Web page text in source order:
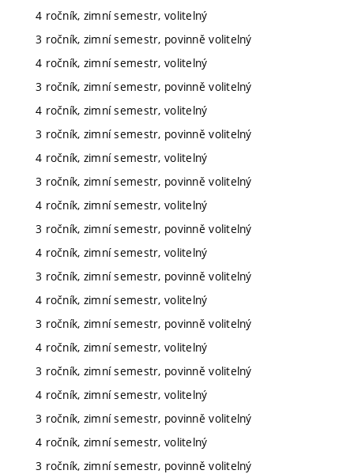
4 ročník, zimní semestr, volitelný
3 ročník, zimní semestr, povinně volitelný
4 ročník, zimní semestr, volitelný
3 ročník, zimní semestr, povinně volitelný
4 ročník, zimní semestr, volitelný
3 ročník, zimní semestr, povinně volitelný
4 ročník, zimní semestr, volitelný
3 ročník, zimní semestr, povinně volitelný
4 ročník, zimní semestr, volitelný
3 ročník, zimní semestr, povinně volitelný
4 ročník, zimní semestr, volitelný
3 ročník, zimní semestr, povinně volitelný
4 ročník, zimní semestr, volitelný
3 ročník, zimní semestr, povinně volitelný
4 ročník, zimní semestr, volitelný
3 ročník, zimní semestr, povinně volitelný
4 ročník, zimní semestr, volitelný
3 ročník, zimní semestr, povinně volitelný
4 ročník, zimní semestr, volitelný
3 ročník, zimní semestr, povinně volitelný